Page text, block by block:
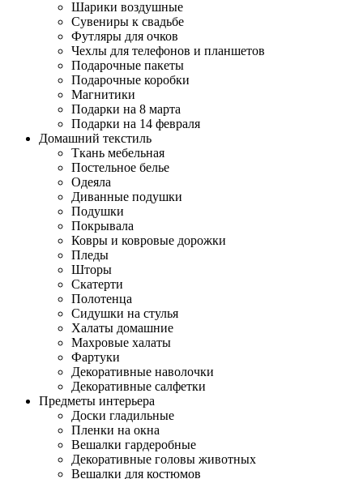
Шарики воздушные
Сувениры к свадьбе
Футляры для очков
Чехлы для телефонов и планшетов
Подарочные пакеты
Подарочные коробки
Магнитики
Подарки на 8 марта
Подарки на 14 февраля
Домашний текстиль
Ткань мебельная
Постельное белье
Одеяла
Диванные подушки
Подушки
Покрывала
Ковры и ковровые дорожки
Пледы
Шторы
Скатерти
Полотенца
Сидушки на стулья
Халаты домашние
Махровые халаты
Фартуки
Декоративные наволочки
Декоративные салфетки
Предметы интерьера
Доски гладильные
Пленки на окна
Вешалки гардеробные
Декоративные головы животных
Вешалки для костюмов